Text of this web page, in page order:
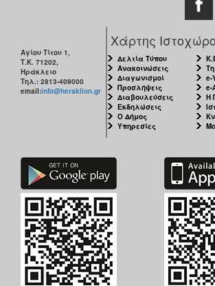
Αγίου Τίτου 1,
Τ.Κ. 71202,
Ηράκλειο
Τηλ.: 2813-409000
email:info@heraklion.gr
Χάρτης
Δελτία Τύπου
Ανακοινώσεις
Διαγωνισμοί
Προσλήψεις
Διαβουλεύσεις
Εκδηλώσεις
Ο Δήμος
Υπηρεσίες
e-
e-
Η